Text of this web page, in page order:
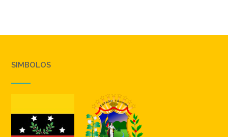
SIMBOLOS